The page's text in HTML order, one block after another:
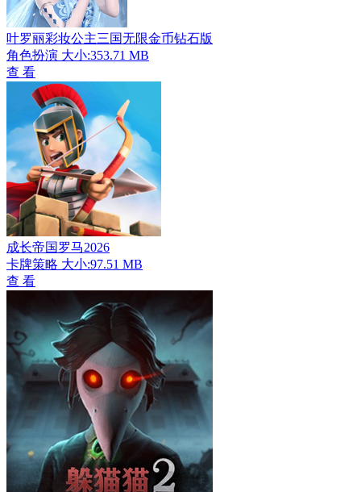
叶罗丽彩妆公主三国无限金币钻石版
角色扮演 大小:353.71 MB
查 看
成长帝国罗马2026
卡牌策略 大小:97.51 MB
查 看